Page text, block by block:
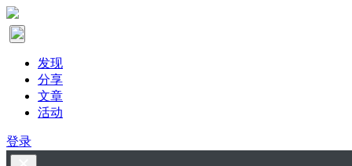
发现
分享
文章
活动
登录